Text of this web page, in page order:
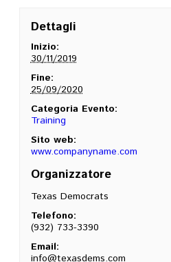
Dettagli
Inizio:
30/11/2019
Fine:
25/09/2020
Categoria Evento:
Training
Sito web:
www.companyname.com
Organizzatore
Texas Democrats
Telefono:
(932) 733-3390
Email:
info@texasdems.com